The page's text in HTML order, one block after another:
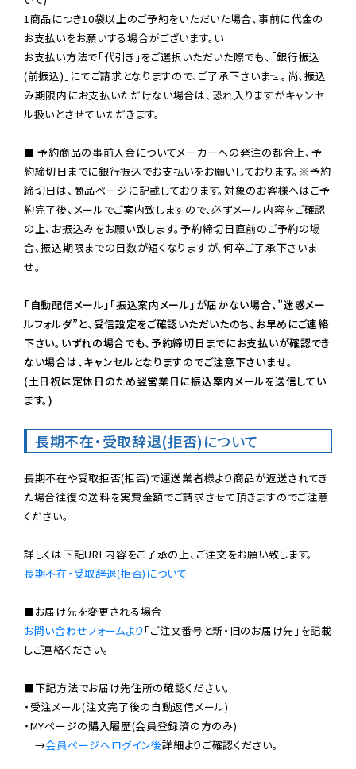
1商品につき10袋以上のご予約をいただいた場合、事前に代金の
お支払いをお願いする場合がございます。い
お支払い方法で「代引き」をご選択いただいた際でも、「銀行振込
(前振込)」にてご請求となりますので、ご了承下さいませ。尚、振込
み期限内にお支払いただけない場合は、恐れ入りますがキャンセ
ル扱いとさせていただきます。
■ 予約商品の事前入金についてメーカーへの発注の都合上、予
約締切日までに銀行振込でお支払いをお願いしております。※予約
締切日は、商品ページに記載しております。対象のお客様へはご予
約完了後、メールでご案内致しますので、必ずメール内容をご確認
の上、お振込みをお願い致します。予約締切日直前のご予約の場
合、振込期限までの日数が短くなりますが、何卒ご了承下さいま
せ。
「自動配信メール」「振込案内メール」が届かない場合、”迷惑メー
ルフォルダ”と、受信設定をご確認いただいたのち、お早めにご連絡
下さい。いずれの場合でも、予約締切日までにお支払いが確認でき
ない場合は、キャンセルとなりますのでご注意下さいませ。
(土日祝は定休日のため翌営業日に振込案内メールを送信してい
ます。)
長期不在・受取辞退(拒否)について
長期不在や受取拒否(拒否)で運送業者様より商品が返送されてき
た場合往復の送料を実費金額でご請求させて頂きますのでご注意
ください。
長期不在・受取辞退(拒否)について
お問い合わせフォームより 「ご注文番号と新・旧のお届け先」を記載
しご連絡ください。
■下記方法でお届け先住所の確認ください。
・受注メール(注文完了後の自動返信メール)
・MYページの購入履歴(会員登録済の方のみ)
→会員ページへログイン後詳細よりご確認ください。